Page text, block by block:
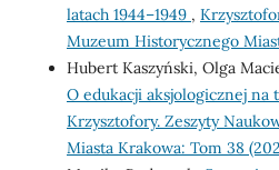
latach 1944–1949 ,
Muzeum Historycznego
Hubert Kaszyński, Olga
O edukacji aksjologicznej na
Krzysztofory. Zeszyty
Miasta Krakowa: Tom 38